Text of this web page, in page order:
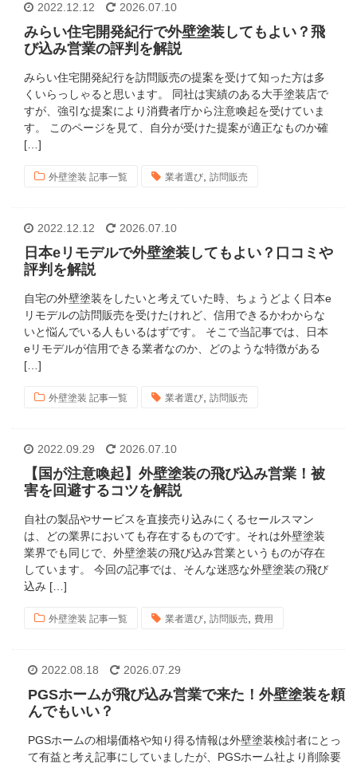
2022.12.12 2026.07.10
みらい住宅開発紀行で外壁塗装してもよい？飛
び込み営業の評判を解説
みらい住宅開発紀行を訪問販売の提案を受けて知った方は多
くいらっしゃると思います。 同社は実績のある大手塗装店で
すが、強引な提案により消費者庁から注意喚起を受けていま
す。 このページを見て、自分が受けた提案が適正なものか確
[…]
外壁塗装 記事一覧 業者選び 訪問販売
2022.12.12 2026.07.10
日本eリモデルで外壁塗装してもよい？口コミや
評判を解説
自宅の外壁塗装をしたいと考えていた時、ちょうどよく日本e
リモデルの訪問販売を受けたけれど、信用できるかわからな
いと悩んでいる人もいるはずです。 そこで当記事では、日本
eリモデルが信用できる業者なのか、どのような特徴がある
[…]
外壁塗装 記事一覧 業者選び 訪問販売
2022.09.29 2026.07.10
【国が注意喚起】外壁塗装の飛び込み営業！被
害を回避するコツを解説
自社の製品やサービスを直接売り込みにくるセールスマン
は、どの業界においても存在するものです。それは外壁塗装
業界でも同じで、外壁塗装の飛び込み営業というものが存在
しています。 今回の記事では、そんな迷惑な外壁塗装の飛び
込み […]
外壁塗装 記事一覧 業者選び 訪問販売 費用
2022.08.18 2026.07.29
PGSホームが飛び込み営業で来た！外壁塗装を頼
んでもいい？
PGSホームの相場価格や知り得る情報は外壁塗装検討者にとっ
て有益と考え記事にしていましたが、PGSホーム社より削除要